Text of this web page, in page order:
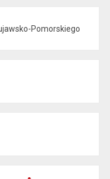
Pomorskiego